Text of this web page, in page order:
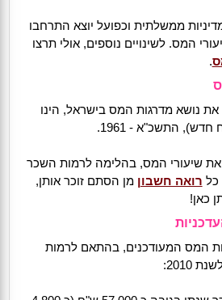
ממשלתית וכפועל יוצא התרחבו
המס. לשינויים נוספים, אולי תרצו
.
נושא מדרגות המס בישראל, הינו
חדש), התשכ"א - 1961.
קובע את שיעורי המס, בהלימה לרמות השכר
כל רואה חשבון מן הסתם זוכר אותן,
כאן!
המס המעודכנים, בהתאם לרמות
2010: